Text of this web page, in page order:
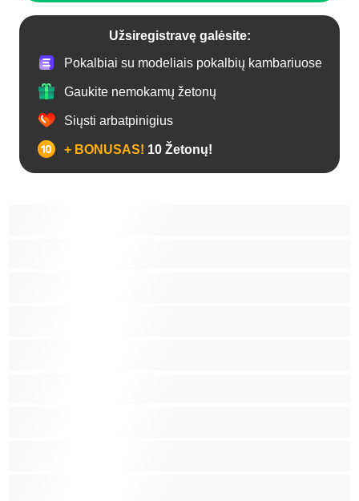
Užsiregistravę galėsite:
Pokalbiai su modeliais pokalbių kambariuose
Gaukite nemokamų žetonų
Siųsti arbatpinigius
+ BONUSAS! 10 Žetonų!